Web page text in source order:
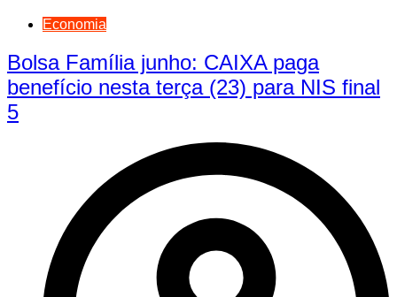
Economia
Bolsa Família junho: CAIXA paga
benefício nesta terça (23) para NIS final
5